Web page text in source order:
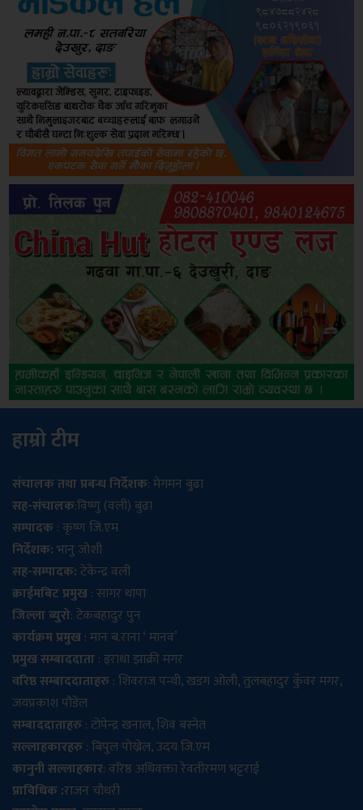
हाम्रो टीम
संचालक तथा प्रबन्ध निर्देशक: मेगमन बुढा
सह-संचालक:विष्णु (वली) बुढा
सम्पादक: कृष्ण जि.एम
निर्देशक:भानु जोशी
सह-सम्पादक:टेकेन्द्र वली
क्राईमबिट प्रमुख: सागर थापा
जिल्ला ब्युरो: टेकबहादुर पुन
कार्यक्रम प्रमुख: मान ब.राना ‘ मानव’
प्रमुख सम्बाददाता: इराधा झाक्री मगर
वरिष्ठ सम्बाददाताहरु: शिवराज पन्थी, खडग ओली, तुलबहादुर कुँवर मगर,
जयप्रकाश पौडेल
सम्बाददाताहरु: टोपेन्द्र खनाल, शिव बस्नेत
सल्लाहकारहरु: बिपुल पोख्रेल, उदय जि.एम
कानुनी सल्लाहकार: वरिष्ठ अधिवक्ता रेवतीरमण भट्टराई
प्राविधिक :राजन चौधरी